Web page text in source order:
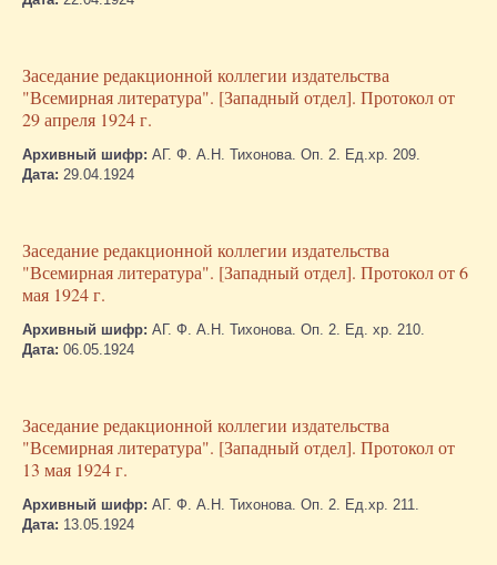
Заседание редакционной коллегии издательства
"Всемирная литература". [Западный отдел]. Протокол от
29 апреля 1924 г.
Архивный шифр: АГ. Ф. А.Н. Тихонова. Оп. 2. Ед.хр. 209.
Дата: 29.04.1924
Заседание редакционной коллегии издательства
"Всемирная литература". [Западный отдел]. Протокол от 6
мая 1924 г.
Архивный шифр: АГ. Ф. А.Н. Тихонова. Оп. 2. Ед. хр. 210.
Дата: 06.05.1924
Заседание редакционной коллегии издательства
"Всемирная литература". [Западный отдел]. Протокол от
13 мая 1924 г.
Архивный шифр: АГ. Ф. А.Н. Тихонова. Оп. 2. Ед.хр. 211.
Дата: 13.05.1924